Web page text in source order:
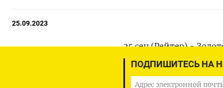
ПОДПИШИТЕСЬ НА
25.09.2023
25 сен (Рейтер) -
понедельник после
инвесторы